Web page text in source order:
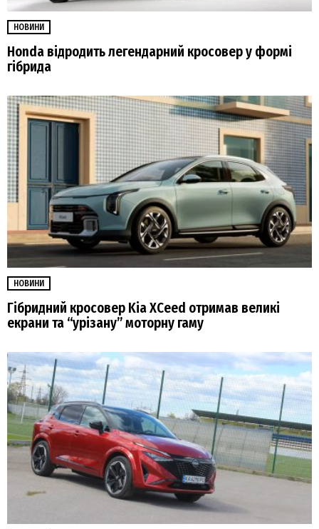
НОВИНИ
Honda відродить легендарний кросовер у формі
гібрида
НОВИНИ
Гібридний кросовер Kia XCeed отримав великі
екрани та “урізану” моторну гаму